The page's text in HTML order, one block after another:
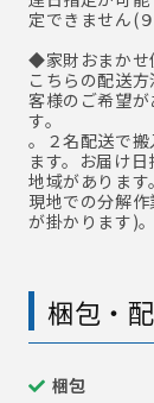
定できません(
◆家財おまかせ
こちらの配送
客様のご希望
す。
。２名配送で
ます。お届け
地域があります。
現地での分解
が掛かります)。
梱包・
梱包